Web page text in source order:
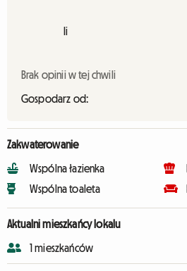
Ii
Brak opinii w tej chwili
Gospodarz od:
Zakwaterowanie
Wspólna łazienka
Wspólna toaleta
Aktualni mieszkańcy lokalu
1 mieszkańców